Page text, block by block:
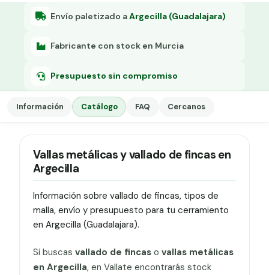
Tensor galvanizado
Envío paletizado aArgecilla (Guadalajara)
Fabricante con stock en Murcia
Presupuesto sin compromiso
Información Catálogo FAQ Cercanos
Vallas metálicas y vallado de fincas en
Argecilla
Información sobre vallado de fincas, tipos de
malla, envío y presupuesto para tu cerramiento
en Argecilla (Guadalajara).
Si buscas vallado de fincaso vallas metálicas
en Argecilla, en Vallate encontrarás stock